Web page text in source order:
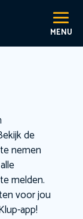
de
nemen
melden.
voor jou
app!